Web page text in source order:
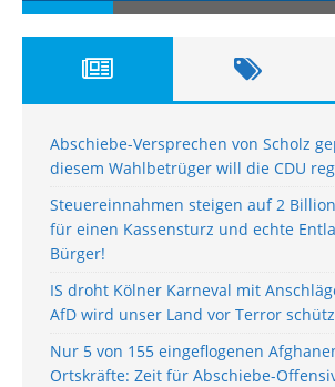
Abschiebe-Versprechen von Scholz
diesem Wahlbetrüger will die CDU
Steuereinnahmen steigen auf 2
für einen Kassensturz und echte
Bürger!
IS droht Kölner Karneval mit
AfD wird unser Land vor Terror
Nur 5 von 155 eingeflogenen
Ortskräfte: Zeit für Abschiebe-